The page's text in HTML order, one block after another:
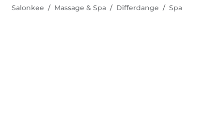
Salonkee Massage & Spa Differdange Spa